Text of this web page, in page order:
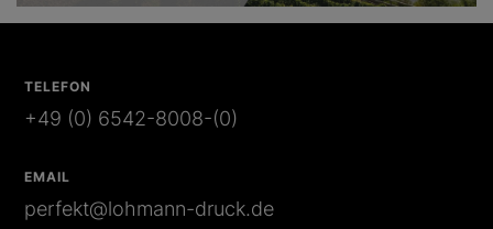
TELEFON
+49 (0) 6542-8008-(0)
EMAIL
perfekt@lohmann-druck.de